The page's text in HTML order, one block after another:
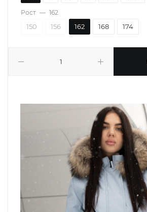
Рост — 162
150 156 162 168 174